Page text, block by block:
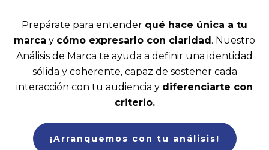
Prepárate para entender qué hace única a tu
marca y cómo expresarlo con claridad. Nuestro
Análisis de Marca te ayuda a definir una identidad
sólida y coherente, capaz de sostener cada
interacción con tu audiencia y diferenciarte con
criterio.
¡Arranquemos con tu análisis!